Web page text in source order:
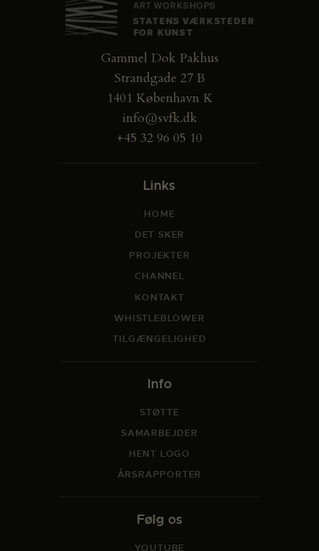
Gammel Dok Pakhus
Strandgade 27 B
1401 København K
info@svfk.dk
+45 32 96 05 10
Links
HOME
DET SKER
PROJEKTER
CHANNEL
KONTAKT
WHISTLEBLOWER
TILGÆNGELIGHED
Info
STØTTE
SAMARBEJDER
HENT LOGO
ÅRSRAPPORTER
Følg os
YOUTUBE